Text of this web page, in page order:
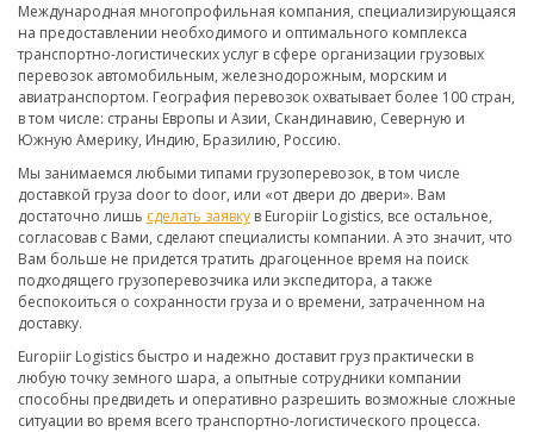
Международная многопрофильная компания, специализирующаяся
на предоставлении необходимого и оптимального комплекса
транспортно-логистических услуг в сфере организации грузовых
перевозок автомобильным, железнодорожным, морским и
авиатранспортом. География перевозок охватывает более 100 стран,
в том числе: страны Европы и Азии, Скандинавию, Северную и
Южную Америку, Индию, Бразилию, Россию.
Мы занимаемся любыми типами грузоперевозок, в том числе
доставкой груза door to door, или «от двери до двери». Вам
достаточно лишь сделать заявку в Europiir Logistics, все остальное,
согласовав с Вами, сделают специалисты компании. А это значит, что
Вам больше не придется тратить драгоценное время на поиск
подходящего грузоперевозчика или экспедитора, а также
беспокоиться о сохранности груза и о времени, затраченном на
доставку.
Europiir Logistics быстро и надежно доставит груз практически в
любую точку земного шара, а опытные сотрудники компании
способны предвидеть и оперативно разрешить возможные сложные
ситуации во время всего транспортно-логистического процесса.